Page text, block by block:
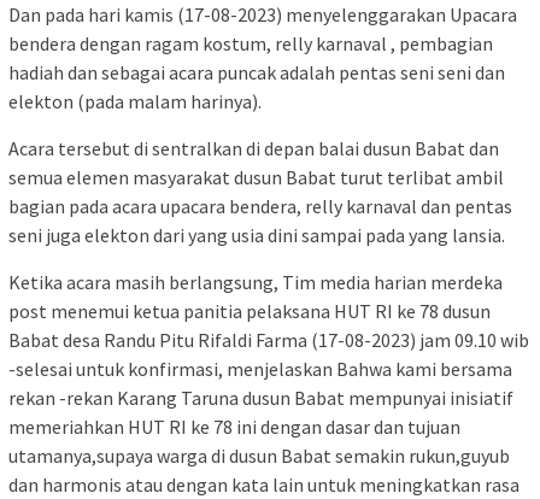
Dan pada hari kamis (17-08-2023) menyelenggarakan Upacara
bendera dengan ragam kostum, relly karnaval , pembagian
hadiah dan sebagai acara puncak adalah pentas seni seni dan
elekton (pada malam harinya).
Acara tersebut di sentralkan di depan balai dusun Babat dan
semua elemen masyarakat dusun Babat turut terlibat ambil
bagian pada acara upacara bendera, relly karnaval dan pentas
seni juga elekton dari yang usia dini sampai pada yang lansia.
Ketika acara masih berlangsung, Tim media harian merdeka
post menemui ketua panitia pelaksana HUT RI ke 78 dusun
Babat desa Randu Pitu Rifaldi Farma (17-08-2023) jam 09.10 wib
-selesai untuk konfirmasi, menjelaskan Bahwa kami bersama
rekan -rekan Karang Taruna dusun Babat mempunyai inisiatif
memeriahkan HUT RI ke 78 ini dengan dasar dan tujuan
utamanya,supaya warga di dusun Babat semakin rukun,guyub
dan harmonis atau dengan kata lain untuk meningkatkan rasa